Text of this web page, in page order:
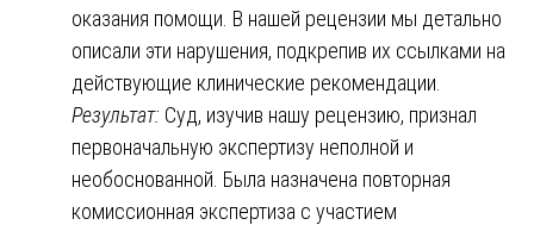
оказания помощи. В нашей рецензии мы детально
описали эти нарушения, подкрепив их ссылками на
действующие клинические рекомендации.
Результат: Суд, изучив нашу рецензию, признал
первоначальную экспертизу неполной и
необоснованной. Была назначена повторная
комиссионная экспертиза с участием